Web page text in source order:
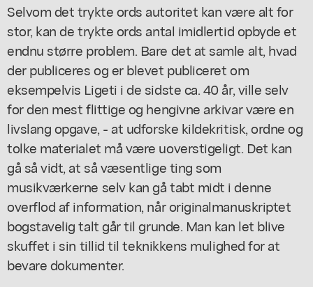
Selvom det trykte ords autoritet kan være alt for
stor, kan de trykte ords antal imidlertid opbyde et
endnu større problem. Bare det at samle alt, hvad
der publiceres og er blevet publiceret om
eksempelvis Ligeti i de sidste ca. 40 år, ville selv
for den mest flittige og hengivne arkivar være en
livslang opgave, - at udforske kildekritisk, ordne og
tolke materialet må være uoverstigeligt. Det kan
gå så vidt, at så væsentlige ting som
musikværkerne selv kan gå tabt midt i denne
overflod af information, når originalmanuskriptet
bogstavelig talt går til grunde. Man kan let blive
skuffet i sin tillid til teknikkens mulighed for at
bevare dokumenter.